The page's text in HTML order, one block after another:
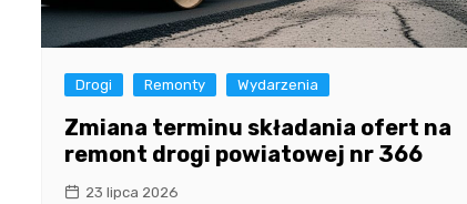
Drogi Remonty Wydarzenia
Zmiana terminu składania ofert na
remont drogi powiatowej nr 366
23 lipca 2026